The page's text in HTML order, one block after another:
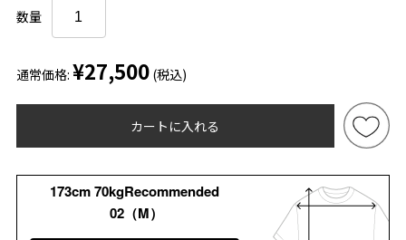
数量
通常価格: ¥27,500 (税込)
カートに入れる
173cm 70kgRecommended
02（M）